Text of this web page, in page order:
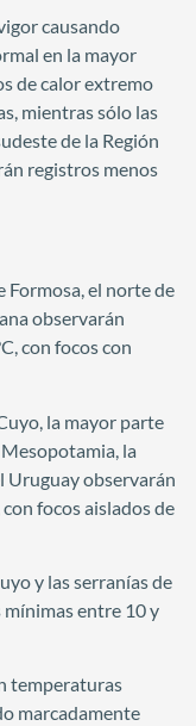
causando
en la mayor
de calor extremo
mientras sólo las
de la Región
registros menos
Formosa, el norte de
observarán
con focos con
la mayor parte
la
Uruguay observarán
focos aislados de
y las serranías de
entre 10 y
temperaturas
marcadamente